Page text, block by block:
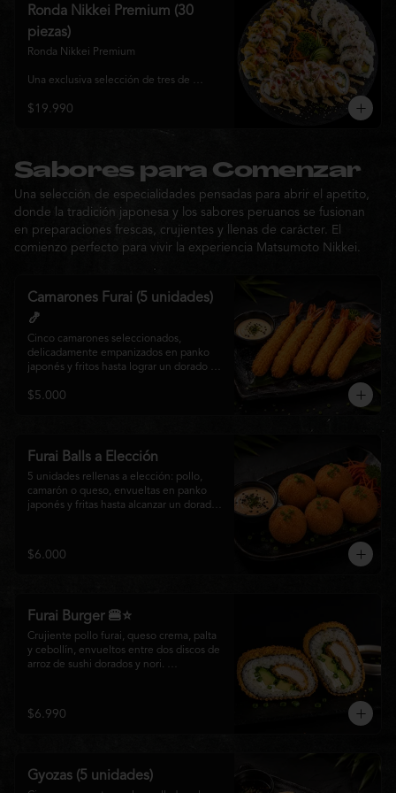
y sabor, ideal para compartir entre 3 y 4
Ronda Nikkei Premium (30
piezas)
Ronda Nikkei Premium
Una exclusiva selección de tres de
elaborados con ingredientes frescos y
pensada para compartir y descubrir la
esencia de Matsumoto Nikkei en cada
bocado.
$19.990
Sabores para Comenzar
Una selección de especialidades pensadas para abrir el apetito,
donde la tradición japonesa y los sabores peruanos se fusionan
en preparaciones frescas, crujientes y llenas de carácter. El
comienzo perfecto para vivir la experiencia Matsumoto Nikkei.
Camarones Furai (5 unidades)
🍤
Cinco camarones seleccionados,
delicadamente empanizados en panko
japonés y fritos hasta lograr un dorado
por dentro, acompañados de nuestra
nikkei.
$5.000
Furai Balls a Elección
5 unidades rellenas a elección: pollo,
camarón o queso, envueltas en panko
japonés y fritas hasta alcanzar un dorado
$6.000
Furai Burger 🍔⭐
Crujiente pollo furai, queso crema, palta
y cebollín, envueltos entre dos discos de
arroz de sushi dorados y nori.
tradición japonesa con el sabor nikkei en
cada bocado.
$6.990
Gyozas (5 unidades)